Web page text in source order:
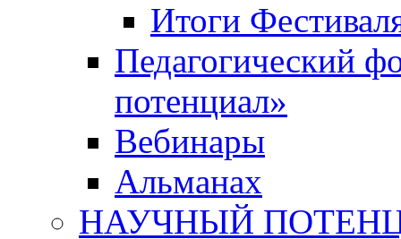
Итоги
Педагогический
потенциал»
Вебинары
Альманах
НАУЧНЫЙ